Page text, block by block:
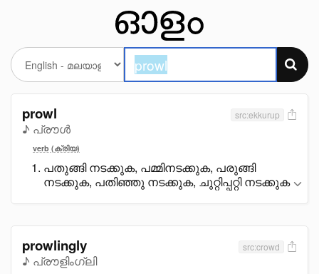
prowl
♪ പ്രൗൾ
src:ekkurup
verb (ക്രിയ)
പതുങ്ങി നടക്കുക, പമ്മിനടക്കുക, പരുങ്ങി
നടക്കുക, പതിഞ്ഞു നടക്കുക, ചുറ്റിപ്പറ്റി നടക്കുക
prowlingly
♪ പ്രൗളിംഗ്ലി
src:crowd